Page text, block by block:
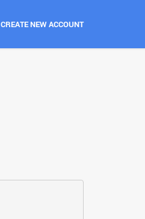
CREATE NEW ACCOUNT